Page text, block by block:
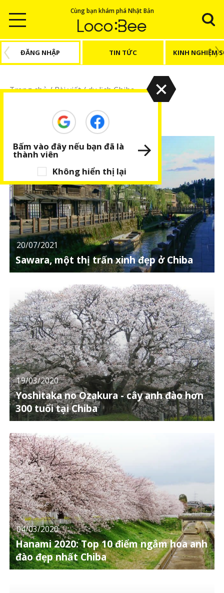
Cùng bạn khám phá Nhật Bản
ĐĂNG NHẬP TIN TỨC KINH NGHIỆM
Trang chủ/Bài viết/du lịch Chiba
du lịch Chiba
20/07/2021
Sawara, một thị trấn xinh đẹp ở Chiba
19/03/2020
Yoshitaka no Ozakura - cây anh đào hơn
300 tuổi tại Chiba
04/03/2020
Hanami 2020: Top 10 điểm ngắm hoa anh
đào đẹp nhất Chiba
Không hiển thị lại
Bấm vào đây nếu bạn đã là
thành viên